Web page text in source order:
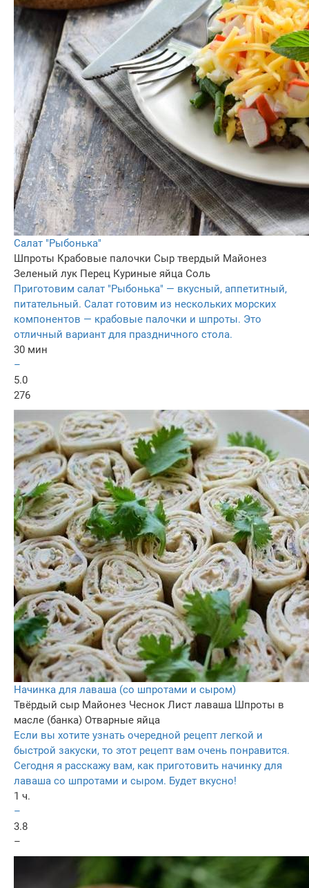
Салат "Рыбонька"
Шпроты Крабовые палочки Сыр твердый Майонез
Зеленый лук Перец Куриные яйца Соль
Приготовим салат "Рыбонька" — вкусный, аппетитный,
питательный. Салат готовим из нескольких морских
компонентов — крабовые палочки и шпроты. Это
отличный вариант для праздничного стола.
30 мин
–
5.0
276
Начинка для лаваша (со шпротами и сыром)
Твёрдый сыр Майонез Чеснок Лист лаваша Шпроты в
масле (банка) Отварные яйца
Если вы хотите узнать очередной рецепт легкой и
быстрой закуски, то этот рецепт вам очень понравится.
Сегодня я расскажу вам, как приготовить начинку для
лаваша со шпротами и сыром. Будет вкусно!
1 ч.
–
3.8
–